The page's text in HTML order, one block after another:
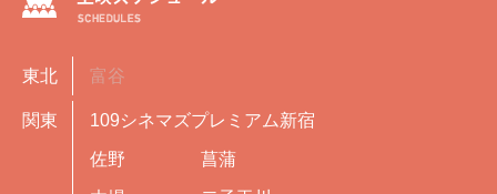
東北 富谷
関東 109シネマズプレミアム新宿
佐野 菖蒲